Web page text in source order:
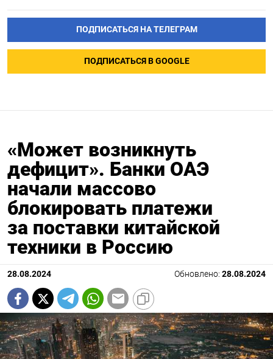
ПОДПИСАТЬСЯ НА ТЕЛЕГРАМ
ПОДПИСАТЬСЯ В GOOGLE
«Может возникнуть
дефицит». Банки ОАЭ
начали массово
блокировать платежи
за поставки китайской
техники в Россию
28.08.2024 Обновлено: 28.08.2024